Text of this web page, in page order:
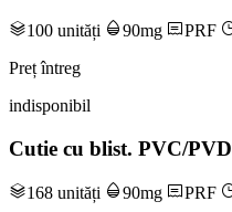
100 unități 90mg PRF
Preț întreg
indisponibil
Cutie cu blist. PVC/
168 unități 90mg PRF